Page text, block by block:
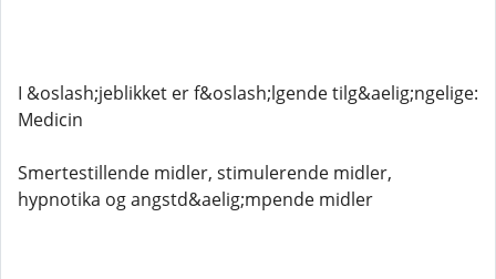
I &oslash;jeblikket er f&oslash;lgende tilg&aelig;ngelige:
Medicin
Smertestillende midler, stimulerende midler,
hypnotika og angstd&aelig;mpende midler